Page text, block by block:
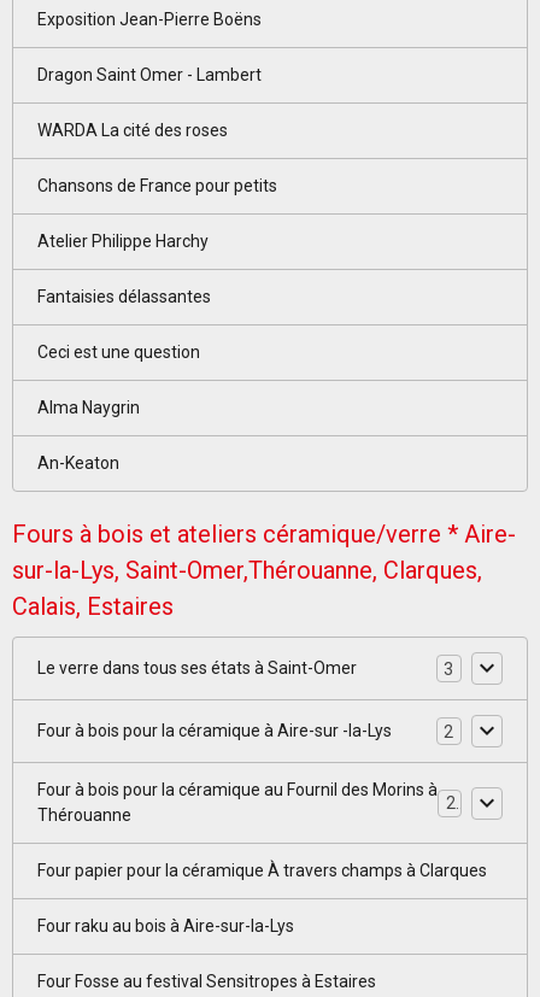
Exposition Jean-Pierre Boëns
Dragon Saint Omer - Lambert
WARDA La cité des roses
Chansons de France pour petits
Atelier Philippe Harchy
Fantaisies délassantes
Ceci est une question
Alma Naygrin
An-Keaton
Fours à bois et ateliers céramique/verre * Aire-
sur-la-Lys, Saint-Omer,Thérouanne, Clarques,
Calais, Estaires
Le verre dans tous ses états à Saint-Omer 3
Four à bois pour la céramique à Aire-sur -la-Lys 2
Four à bois pour la céramique au Fournil des Morins à
Thérouanne
Four papier pour la céramique À travers champs à Clarques
Four raku au bois à Aire-sur-la-Lys
Four Fosse au festival Sensitropes à Estaires